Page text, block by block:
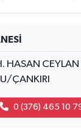
HASAN CEYLAN
ÇANKIRI
0 (376) 465 10